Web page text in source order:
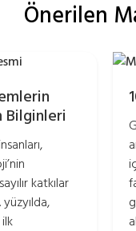
Önerilen
Bilginleri
katkılar